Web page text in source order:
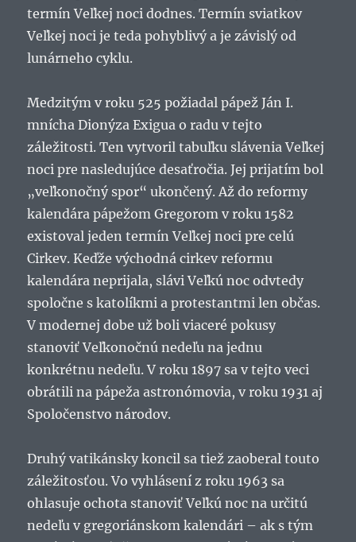
termín Veľkej noci dodnes. Termín sviatkov
Veľkej noci je teda pohyblivý a je závislý od
lunárneho cyklu.
Medzitým v roku 525 požiadal pápež Ján I.
mnícha Dionýza Exigua o radu v tejto
záležitosti. Ten vytvoril tabuľku slávenia Veľkej
noci pre nasledujúce desaťročia. Jej prijatím bol
„veľkonočný spor“ ukončený. Až do reformy
kalendára pápežom Gregorom v roku 1582
existoval jeden termín Veľkej noci pre celú
Cirkev. Keďže východná cirkev reformu
kalendára neprijala, slávi Veľkú noc odvtedy
spoločne s katolíkmi a protestantmi len občas.
V modernej dobe už boli viaceré pokusy
stanoviť Veľkonočnú nedeľu na jednu
konkrétnu nedeľu. V roku 1897 sa v tejto veci
obrátili na pápeža astronómovia, v roku 1931 aj
Spoločenstvo národov.
Druhý vatikánsky koncil sa tiež zaoberal touto
záležitosťou. Vo vyhlásení z roku 1963 sa
ohlasuje ochota stanoviť Veľkú noc na určitú
nedeľu v gregoriánskom kalendári – ak s tým